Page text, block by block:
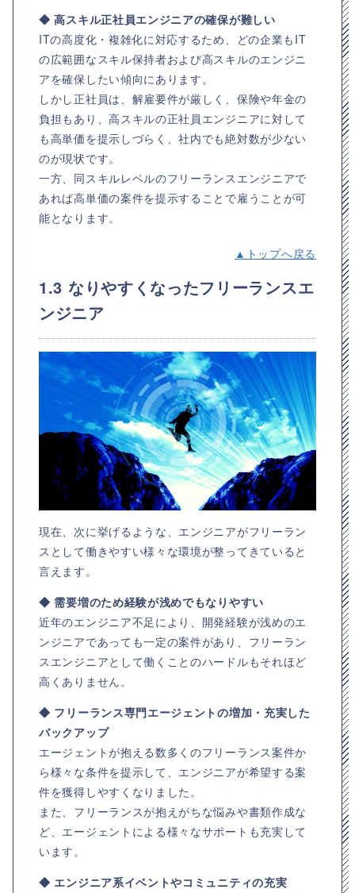
◆ 高スキル正社員エンジニアの確保が難しい
ITの高度化・複雑化に対応するため、どの企業もIT
の広範囲なスキル保持者および高スキルのエンジニ
アを確保したい傾向にあります。
しかし正社員は、解雇要件が厳しく、保険や年金の
負担もあり、高スキルの正社員エンジニアに対して
も高単価を提示しづらく、社内でも絶対数が少ない
のが現状です。
一方、同スキルレベルのフリーランスエンジニアで
あれば高単価の案件を提示することで雇うことが可
能となります。
▲トップへ戻る
1.3 なりやすくなったフリーランスエ
ンジニア
現在、次に挙げるような、エンジニアがフリーラン
スとして働きやすい様々な環境が整ってきていると
言えます。
◆ 需要増のため経験が浅めでもなりやすい
近年のエンジニア不足により、開発経験が浅めのエ
ンジニアであっても一定の案件があり、フリーラン
スエンジニアとして働くことのハードルもそれほど
高くありません。
◆ フリーランス専門エージェントの増加・充実した
バックアップ
エージェントが抱える数多くのフリーランス案件か
ら様々な条件を提示して、エンジニアが希望する案
件を獲得しやすくなりました。
また、フリーランスが抱えがちな悩みや書類作成な
ど、エージェントによる様々なサポートも充実して
います。
◆ エンジニア系イベントやコミュニティの充実